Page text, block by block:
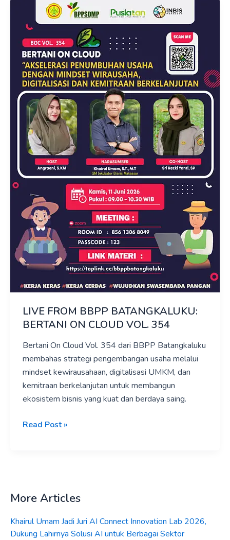
LIVE FROM BBPP BATANGKALUKU:
BERTANI ON CLOUD VOL. 354
Bertani On Cloud Vol. 354 dari BBPP Batangkaluku
membahas strategi pengembangan usaha melalui
mindset kewirausahaan, digitalisasi UMKM, dan
kemitraan berkelanjutan untuk membangun
ekosistem bisnis yang kuat dan berdaya saing.
BBPP
BATANGKALUKU:
BERTANI
ON
CLOUD
VOL.
354
Read Post »
More Articles
Khairul Umam Jadi Juri AI Connect Innovation Lab 2026,
Dukung Lahirnya Solusi AI untuk Berbagai Sektor